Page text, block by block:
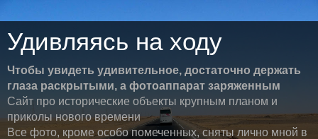
Удивляясь на ходу
Чтобы увидеть удивительное, достаточно держать
глаза раскрытыми, а фотоаппарат заряженным
Сайт про исторические объекты крупным планом и
приколы нового времени
Все фото, кроме особо помеченных, сняты лично мной в